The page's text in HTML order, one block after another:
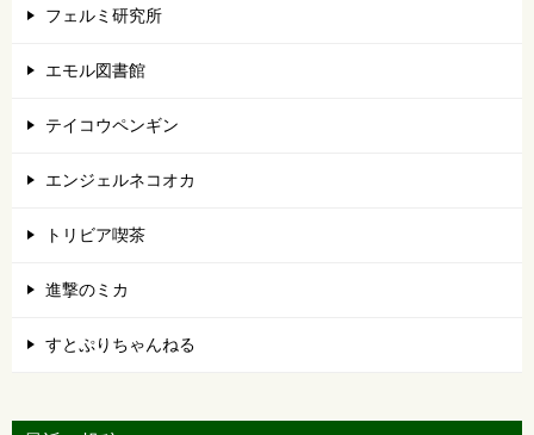
フェルミ研究所
エモル図書館
テイコウペンギン
エンジェルネコオカ
トリビア喫茶
進撃のミカ
すとぷりちゃんねる